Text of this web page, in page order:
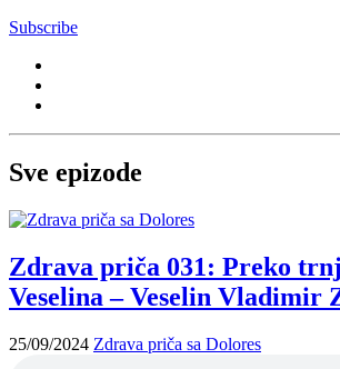
Subscribe
Sve epizode
Zdrava priča 031: Preko
Veselina – Veselin Vladimir
25/09/2024 Zdrava priča sa Dolores